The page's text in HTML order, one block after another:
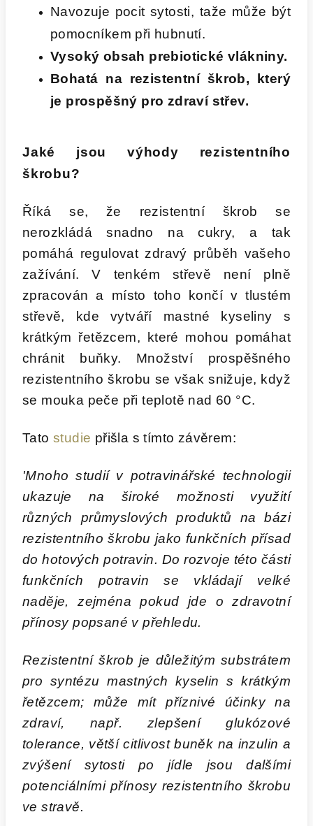
Navozuje pocit sytosti, taže může být
pomocníkem při hubnutí.
Vysoký obsah prebiotické vlákniny.
Bohatá na rezistentní škrob, který
je prospěšný pro zdraví střev.
Jaké jsou výhody rezistentního
škrobu?
Říká se, že rezistentní škrob se
nerozkládá snadno na cukry, a tak
pomáhá regulovat zdravý průběh vašeho
zažívání. V tenkém střevě není plně
zpracován a místo toho končí v tlustém
střevě, kde vytváří mastné kyseliny s
krátkým řetězcem, které mohou pomáhat
chránit buňky. Množství prospěšného
rezistentního škrobu se však snižuje, když
se mouka peče při teplotě nad 60 °C.
Tato studie přišla s tímto závěrem:
'Mnoho studií v potravinářské technologii
ukazuje na široké možnosti využití
různých průmyslových produktů na bázi
rezistentního škrobu jako funkčních přísad
do hotových potravin. Do rozvoje této části
funkčních potravin se vkládají velké
naděje, zejména pokud jde o zdravotní
přínosy popsané v přehledu.
Rezistentní škrob je důležitým substrátem
pro syntézu mastných kyselin s krátkým
řetězcem; může mít příznivé účinky na
zdraví, např. zlepšení glukózové
tolerance, větší citlivost buněk na inzulin a
zvýšení sytosti po jídle jsou dalšími
potenciálními přínosy rezistentního škrobu
ve stravě.